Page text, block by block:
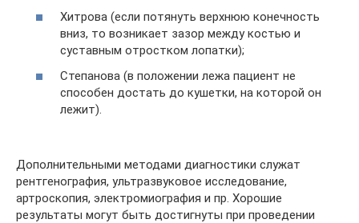
Хитрова (если потянуть верхнюю конечность
вниз, то возникает зазор между костью и
суставным отростком лопатки);
Степанова (в положении лежа пациент не
способен достать до кушетки, на которой он
лежит).
Дополнительными методами диагностики служат
рентгенография, ультразвуковое исследование,
артроскопия, электромиография и пр. Хорошие
результаты могут быть достигнуты при проведении